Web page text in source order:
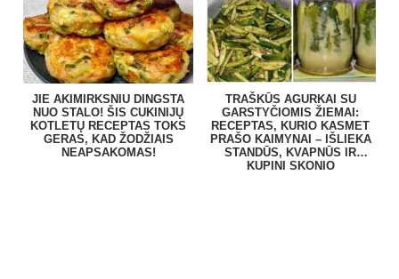
JIE AKIMIRKSNIU DINGSTA
NUO STALO! ŠIS CUKINIJŲ
KOTLETŲ RECEPTAS TOKS
GERAS, KAD ŽODŽIAIS
NEAPSAKOMAS!
TRAŠKŪS AGURKAI SU
GARSTYČIOMIS ŽIEMAI:
RECEPTAS, KURIO KASMET
PRAŠO KAIMYNAI – IŠLIEKA
STANDŪS, KVAPNŪS IR
KUPINI SKONIO